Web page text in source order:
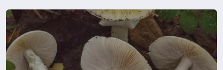
ÇEVRE
SPOR